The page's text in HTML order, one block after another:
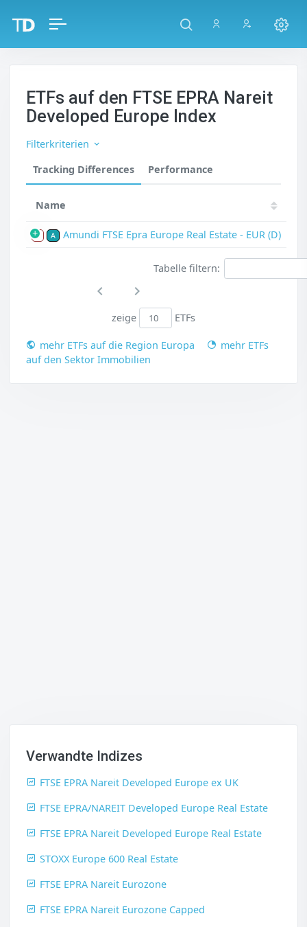
ETFs auf den FTSE EPRA Nareit
Developed Europe Index
Filterkriterien
Tracking Differences
Performance
Name
S A Amundi FTSE Epra Europe Real Estate - EUR (D)
Tabelle filtern:
zeige ETFs
mehr ETFs auf die Region Europa
mehr ETFs
auf den Sektor Immobilien
Verwandte Indizes
FTSE EPRA Nareit Developed Europe ex UK
FTSE EPRA/NAREIT Developed Europe Real Estate
FTSE EPRA Nareit Developed Europe Real Estate
STOXX Europe 600 Real Estate
FTSE EPRA Nareit Eurozone
FTSE EPRA Nareit Eurozone Capped